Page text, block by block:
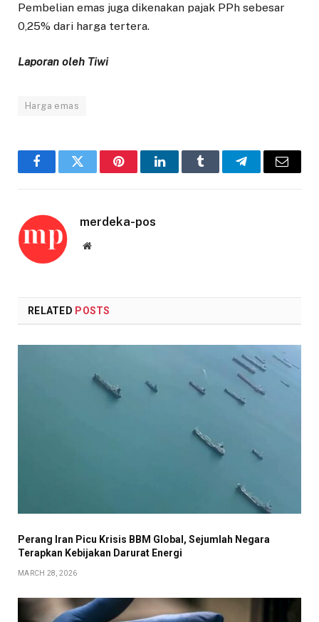
Pembelian emas juga dikenakan pajak PPh sebesar
0,25% dari harga tertera.
Laporan oleh Tiwi
Harga emas
FacebookTwitter PinterestLinkedInTumblr TelegramEmail
merdeka-pos
Website
RELATED POSTS
Perang Iran Picu Krisis BBM Global, Sejumlah Negara
Terapkan Kebijakan Darurat Energi
MARCH 28, 2026